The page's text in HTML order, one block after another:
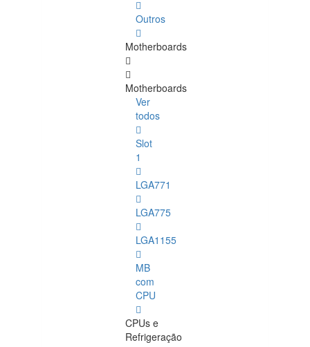
Outros
Motherboards
Motherboards
Ver
todos
Slot
1
LGA771
LGA775
LGA1155
MB
com
CPU
CPUs e
Refrigeração